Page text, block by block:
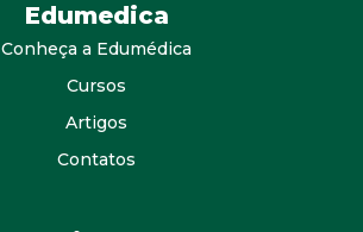
Edumedica
Conheça a Edumédica
Cursos
Artigos
Contatos